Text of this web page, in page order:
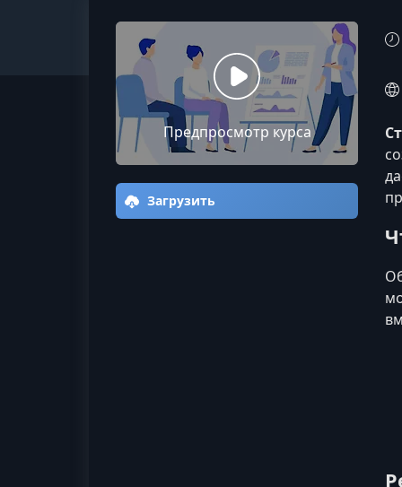
Предпросмотр курса
Загрузить